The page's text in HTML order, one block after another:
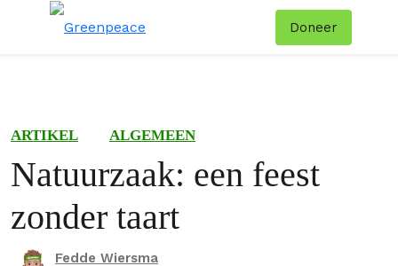
Doneer
ARTIKEL ALGEMEEN
Natuurzaak: een feest
zonder taart
Fedde Wiersma